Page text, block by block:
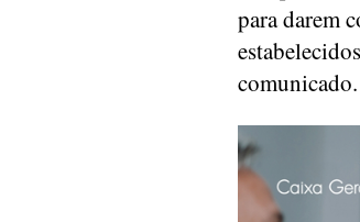
para darem
comunicado.